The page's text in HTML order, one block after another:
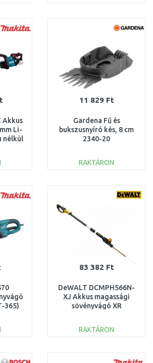
Összehasonlítás
Akkus
Li-
nélkül
11 829 Ft
Gardena Fű és
bukszusnyíró kés, 8 cm
2340-20
RAKTÁRON
Összehasonlítás
365)
83 382 Ft
DeWALT DCMPH566N-
XJ Akkus magassági
sövényvágó XR
nélkül)
RAKTÁRON
Összehasonlítás